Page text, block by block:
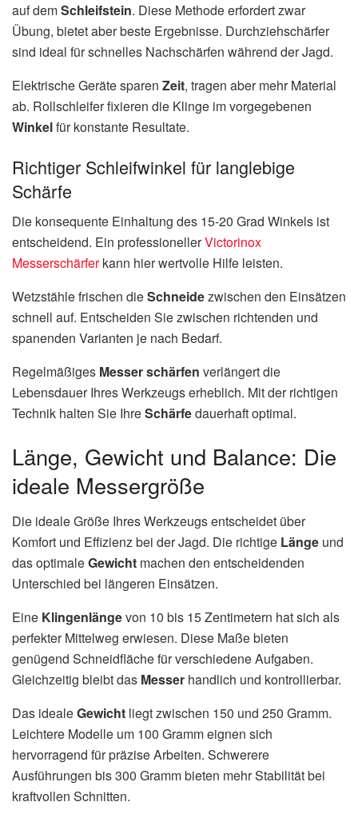
auf demSchleifstein. Diese Methode erfordert zwar
Übung, bietet aber beste Ergebnisse. Durchziehschärfer
sind ideal für schnelles Nachschärfen während der Jagd.
Elektrische Geräte sparen Zeit, tragen aber mehr Material
ab. Rollschleifer fixieren die Klinge im vorgegebenen
Winkelfür konstante Resultate.
Richtiger Schleifwinkel für langlebige
Schärfe
Die konsequente Einhaltung des 15-20 Grad Winkels ist
entscheidend. Ein professionellerVictorinox
Messerschärferkann hier wertvolle Hilfe leisten.
Wetzstähle frischen dieSchneidezwischen den Einsätzen
schnell auf. Entscheiden Sie zwischen richtenden und
spanenden Varianten je nach Bedarf.
Regelmäßiges Messer schärfen verlängert die
Lebensdauer Ihres Werkzeugs erheblich. Mit der richtigen
Technik halten Sie IhreSchärfedauerhaft optimal.
Länge, Gewicht und Balance: Die
ideale Messergröße
Die ideale Größe Ihres Werkzeugs entscheidet über
Komfort und Effizienz bei der Jagd. Die richtige Länge und
das optimaleGewicht machen den entscheidenden
Unterschied bei längeren Einsätzen.
Eine Klingenlängevon 10 bis 15 Zentimetern hat sich als
perfekter Mittelweg erwiesen. Diese Maße bieten
genügend Schneidfläche für verschiedene Aufgaben.
Gleichzeitig bleibt das Messer handlich und kontrollierbar.
Das idealeGewicht liegt zwischen 150 und 250 Gramm.
Leichtere Modelle um 100 Gramm eignen sich
hervorragend für präzise Arbeiten. Schwerere
Ausführungen bis 300 Gramm bieten mehr Stabilität bei
kraftvollen Schnitten.